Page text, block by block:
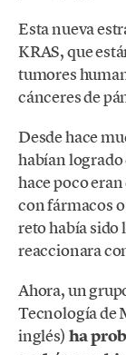
Esta nueva
KRAS, que
tumores
cánceres de
Desde hace
habían
hace poco
con fármacos
reto había sido
reaccionara
Ahora, un
Tecnología de
inglés) ha